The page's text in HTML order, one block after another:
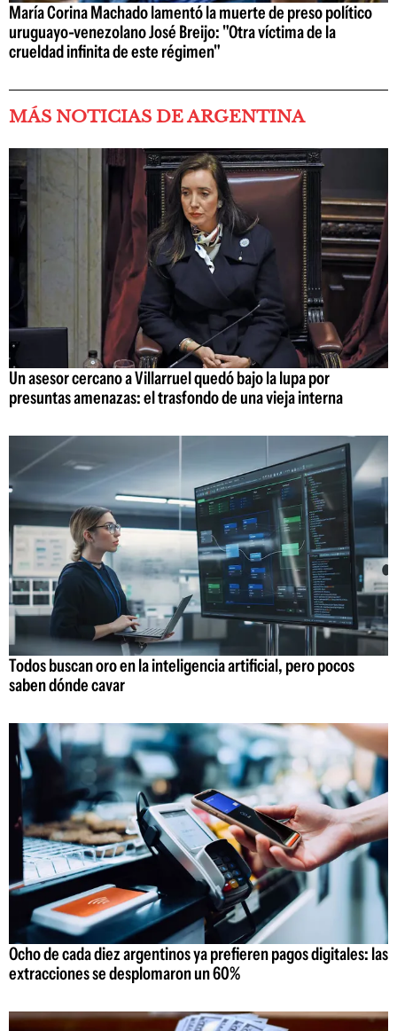
María Corina Machado lamentó la muerte de preso político
uruguayo-venezolano José Breijo: "Otra víctima de la
crueldad infinita de este régimen"
MÁS NOTICIAS DE ARGENTINA
Un asesor cercano a Villarruel quedó bajo la lupa por
presuntas amenazas: el trasfondo de una vieja interna
Todos buscan oro en la inteligencia artificial, pero pocos
saben dónde cavar
Ocho de cada diez argentinos ya prefieren pagos digitales: las
extracciones se desplomaron un 60%